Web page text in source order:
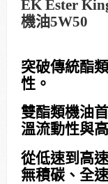
EK Ester
機油5W50
突破傳統酯
性。
雙酯類機油
溫流動性與
從低速到高
無積碳、全